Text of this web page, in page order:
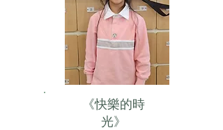
《快樂的時
光》